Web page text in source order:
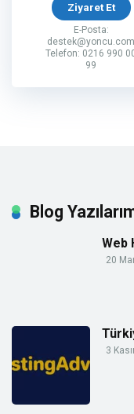
Ziyaret Et
E-Posta:
destek@yoncu.com
Telefon: 0216 990
99
Blog
Web
20
3